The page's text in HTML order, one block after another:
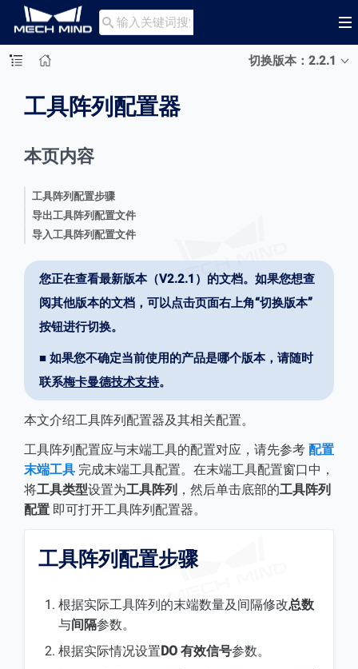

切换版本：2.2.1
工具阵列配置器
本页内容
工具阵列配置步骤
导出工具阵列配置文件
导入工具阵列配置文件
您正在查看最新版本（V2.2.1）的文档。如果您想查
阅其他版本的文档，可以点击页面右上角“切换版本”
按钮进行切换。
■ 如果您不确定当前使用的产品是哪个版本，请随时
联系梅卡曼德技术支持。
本文介绍工具阵列配置器及其相关配置。
工具阵列配置应与末端工具的配置对应，请先参考 配置
末端工具 完成末端工具配置。在末端工具配置窗口中，
将工具类型设置为工具阵列 ，然后单击底部的工具阵列
配置 即可打开工具阵列配置器。
工具阵列配置步骤
根据实际工具阵列的末端数量及间隔修改总数
与间隔参数。
根据实际情况设置 DO 有效信号参数。